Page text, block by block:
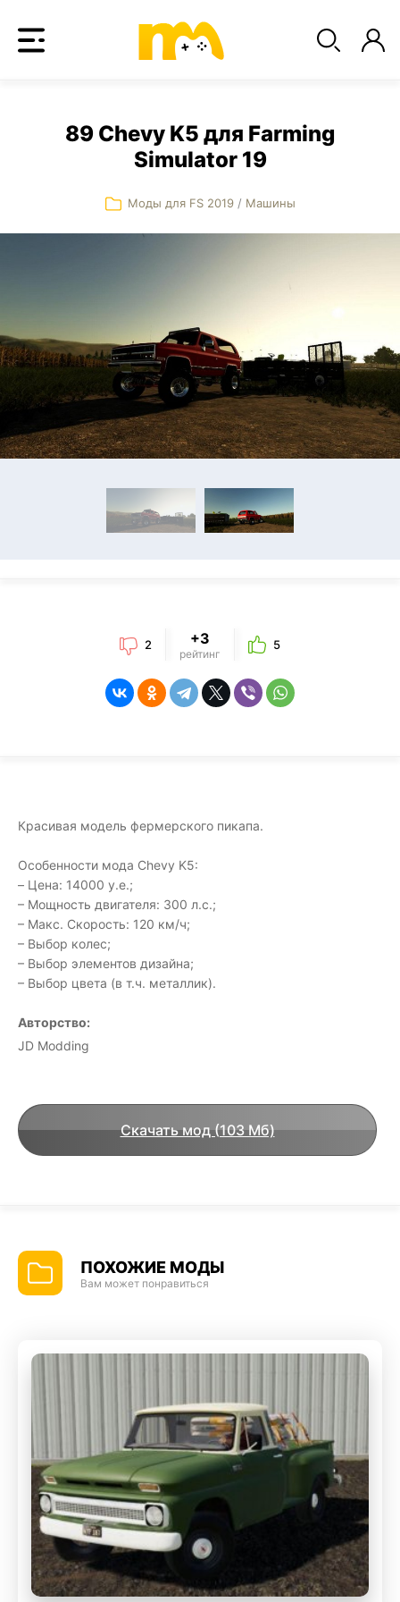
89 Chevy K5 для Farming
Simulator 19
Моды для FS 2019/ Машины
2 +3
рейтинг
5
Красивая модель фермерского пикапа.
Особенности мода Chevy K5:
– Цена: 14000 у.е.;
– Мощность двигателя: 300 л.с.;
– Макс. Скорость: 120 км/ч;
– Выбор колес;
– Выбор элементов дизайна;
– Выбор цвета (в т.ч. металлик).
Авторство:
JD Modding
Скачать мод (103 Мб)
ПОХОЖИЕ МОДЫ
Вам может понравиться